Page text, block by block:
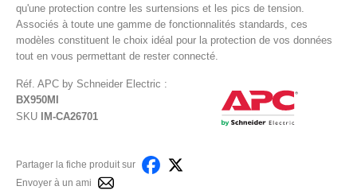
qu'une protection contre les surtensions et les pics de tension.
Associés à toute une gamme de fonctionnalités standards, ces
modèles constituent le choix idéal pour la protection de vos données
tout en vous permettant de rester connecté.
Réf. APC by Schneider Electric :
BX950MI
SKU
IM-CA26701
Partager la fiche produit sur
Envoyer à un ami